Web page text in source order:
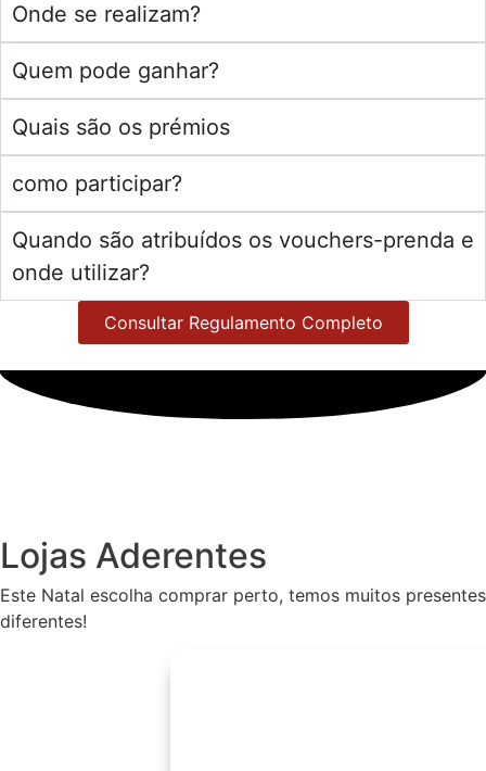
Onde se realizam?
Quem pode ganhar?
Quais são os prémios
como participar?
Quando são atribuídos os vouchers-prenda e
onde utilizar?
Consultar Regulamento Completo
Lojas Aderentes
Este Natal escolha comprar perto, temos muitos presentes
diferentes!